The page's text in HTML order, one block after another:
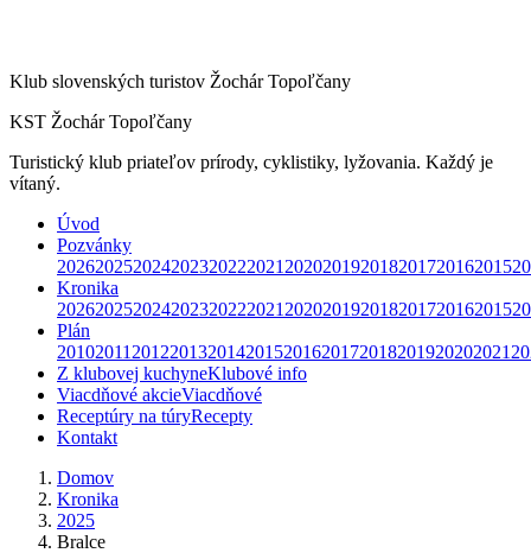
Klub slovenských turistov Žochár Topoľčany
KST Žochár Topoľčany
Turistický klub priateľov prírody, cyklistiky, lyžovania. Každý je
vítaný.
Úvod
Pozvánky
202620252024202320222021 202020192018201720162015
Kronika
202620252024202320222021 202020192018201720162015
Plán
20102011 2012201320142015201620172018201920202021
Z klubovej kuchyneKlubové info
Viacdňové akcieViacdňové
Receptúry na túryRecepty
Kontakt
Domov
Kronika
2025
Bralce